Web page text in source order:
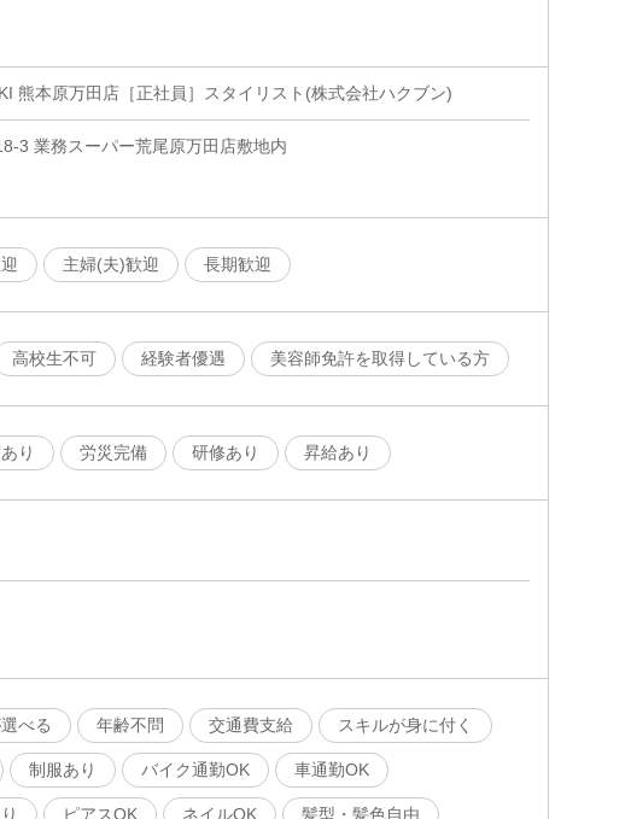
熊本原万田店［正社員］スタイリスト(株式会社ハクブン)
3 業務スーパー荒尾原万田店敷地内
主婦(夫)歓迎 長期歓迎
高校生不可 経験者優遇 美容師免許を取得している方
り
労災完備 研修あり 昇給あり
べる
年齢不問 交通費支給 スキルが身に付く
制服あり バイク通勤OK 車通勤OK
ピアスOK ネイルOK 髪型・髪色自由